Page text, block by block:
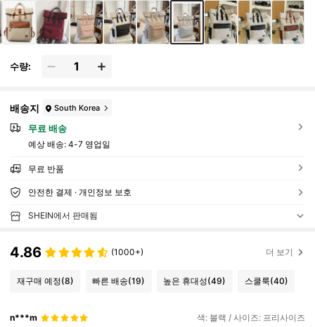
수량:
배송지 South Korea
무료 배송
예상 배송: 4-7 영업일
무료 반품
안전한 결제 · 개인정보 보호
SHEIN에서 판매됨
4.86 (1000+) 더 보기
재구매 예정(8) 빠른 배송(19) 높은 휴대성(49) 스쿨룩(40)
n***m 색: 블랙 / 사이즈: 프리사이즈